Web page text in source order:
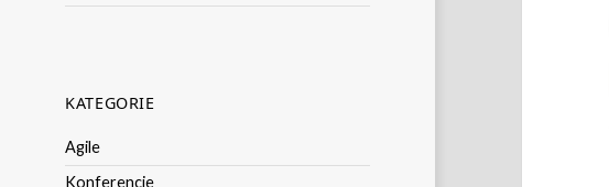
KATEGORIE
Agile
Konferencje